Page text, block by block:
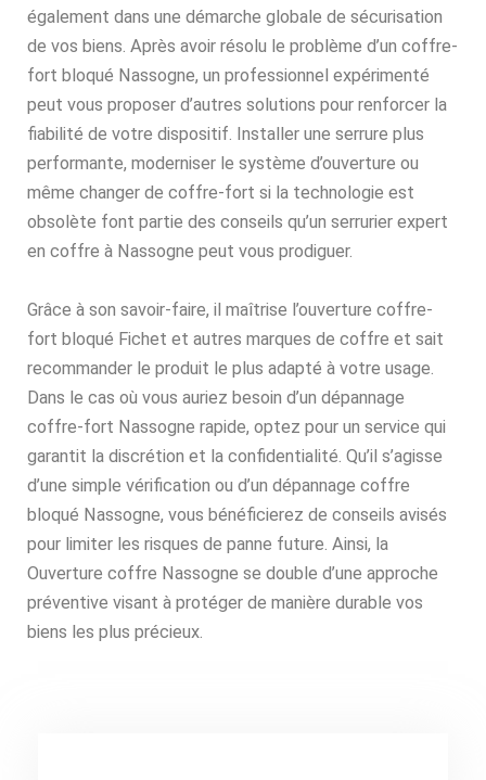
également dans une démarche globale de sécurisation
de vos biens. Après avoir résolu le problème d’un coffre-
fort bloqué Nassogne, un professionnel expérimenté
peut vous proposer d’autres solutions pour renforcer la
fiabilité de votre dispositif. Installer une serrure plus
performante, moderniser le système d’ouverture ou
même changer de coffre-fort si la technologie est
obsolète font partie des conseils qu’un serrurier expert
en coffre à Nassogne peut vous prodiguer.
Grâce à son savoir-faire, il maîtrise l’ouverture coffre-
fort bloqué Fichet et autres marques de coffre et sait
recommander le produit le plus adapté à votre usage.
Dans le cas où vous auriez besoin d’un dépannage
coffre-fort Nassogne rapide, optez pour un service qui
garantit la discrétion et la confidentialité. Qu’il s’agisse
d’une simple vérification ou d’un dépannage coffre
bloqué Nassogne, vous bénéficierez de conseils avisés
pour limiter les risques de panne future. Ainsi, la
Ouverture coffre Nassogne se double d’une approche
préventive visant à protéger de manière durable vos
biens les plus précieux.